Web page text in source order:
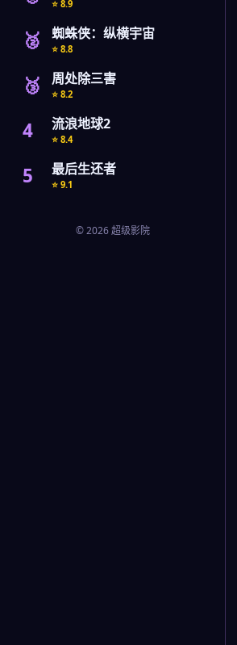
⭐ 8.9
🥈 蜘蛛侠：纵横宇宙
⭐ 8.8
🥉 周处除三害
⭐ 8.2
4 流浪地球2
⭐ 8.4
5 最后生还者
⭐ 9.1
© 2026 超级影院